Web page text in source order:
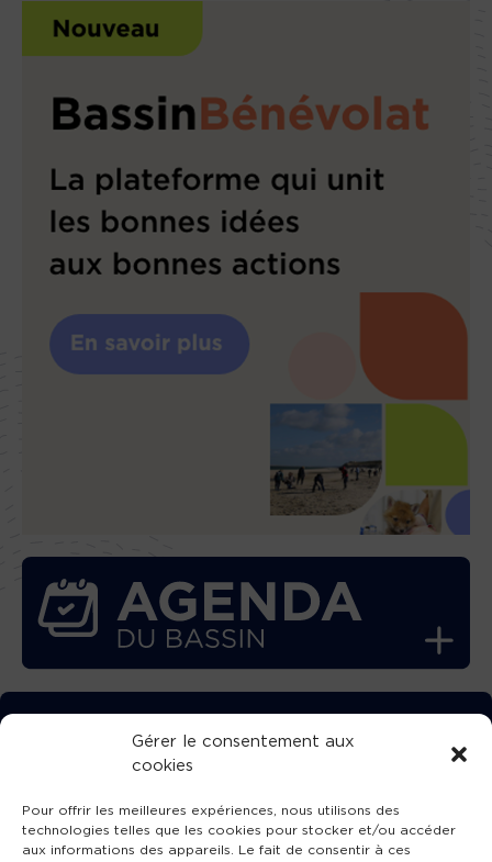
Gérer le consentement aux
cookies
Pour offrir les meilleures expériences, nous utilisons des
technologies telles que les cookies pour stocker et/ou accéder
aux informations des appareils. Le fait de consentir à ces
TÉLÉCHARGEZ GRATUITEMENT
L’APPLICATION TVBA !